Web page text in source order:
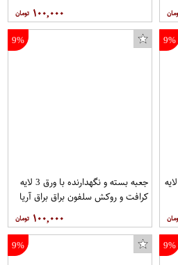
۱۰۰,۰۰۰
9%
جعبه مادر 12 عددی پیچ با ورق 5 لایه
9%
جعبه بسته و نگهدارنده با ورق 3 لایه
کرافت و روکش سلفون براق براق آریا
۱۰۰,۰۰۰
9%
9%